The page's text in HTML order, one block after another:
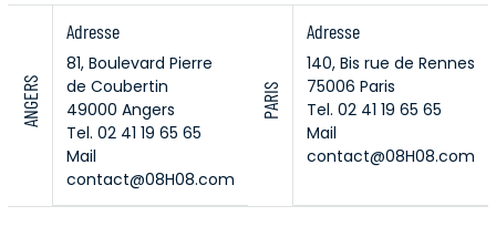
ANGERS
Adresse
81, Boulevard Pierre
de Coubertin
49000 Angers
Tel. 02 41 19 65 65
Mail
contact@08H08.com
PARIS
Adresse
140, Bis rue de Rennes
75006 Paris
Tel. 02 41 19 65 65
Mail
contact@08H08.com